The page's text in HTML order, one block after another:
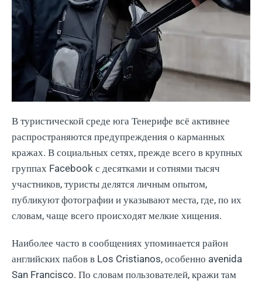
В туристической среде юга Тенерифе всё активнее
распространяются предупреждения о карманных
кражах. В социальных сетях, прежде всего в крупных
группах Facebook с десятками и сотнями тысяч
участников, туристы делятся личным опытом,
публикуют фотографии и указывают места, где, по их
словам, чаще всего происходят мелкие хищения.
Наиболее часто в сообщениях упоминается район
английских пабов в Los Cristianos, особенно avenida
San Francisco. По словам пользователей, кражи там